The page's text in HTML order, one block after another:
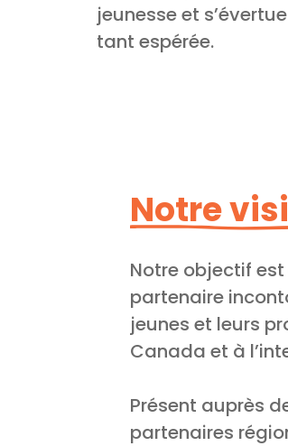
jeunesse et
tant espérée.
Notre
Notre objectif est
partenaire
jeunes et leurs
Canada et à
Présent auprès
partenaires